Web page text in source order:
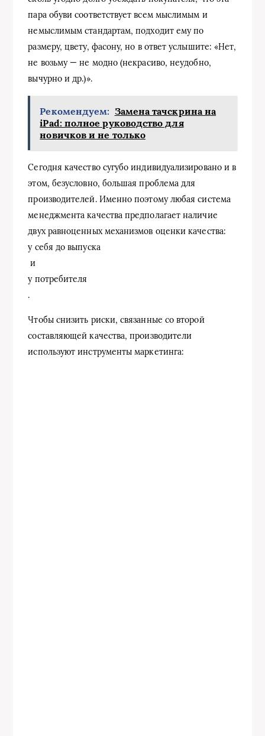
пара обуви соответствует всем мыслимым и
немыслимым стандартам, подходит ему по
размеру, цвету, фасону, но в ответ услышите: «Нет,
не возьму — не модно (некрасиво, неудобно,
вычурно и др.)».
Рекомендуем: Замена тачскрина на
iPad: полное руководство для
новичков и не только
Сегодня качество сугубо индивидуализировано и в
этом, безусловно, большая проблема для
производителей. Именно поэтому любая система
менеджмента качества предполагает наличие
двух равноценных механизмов оценки качества:
у себя до выпуска
и
у потребителя
.
Чтобы снизить риски, связанные со второй
составляющей качества, производители
используют инструменты маркетинга: